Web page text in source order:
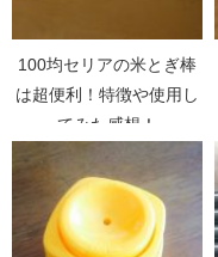
100均セリアの米とぎ棒
は超便利！特徴や使用し
てみた感想！